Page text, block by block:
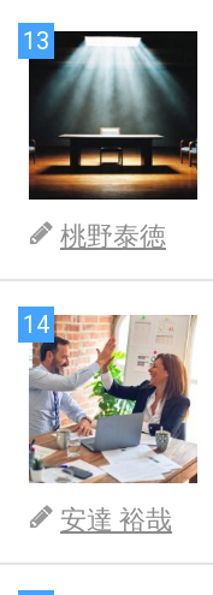
13
桃野泰徳
14
安達 裕哉